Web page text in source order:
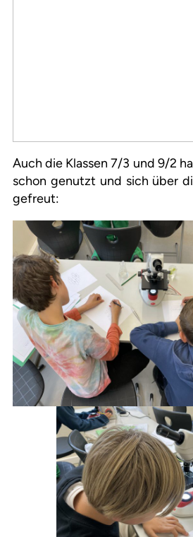
Auch die Klassen 7/3 und 9/2
schon genutzt und sich über
gefreut: